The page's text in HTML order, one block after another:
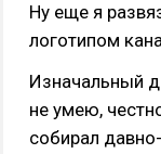
Ну еще я
логотипом
Изначальный
не умею,
собирал